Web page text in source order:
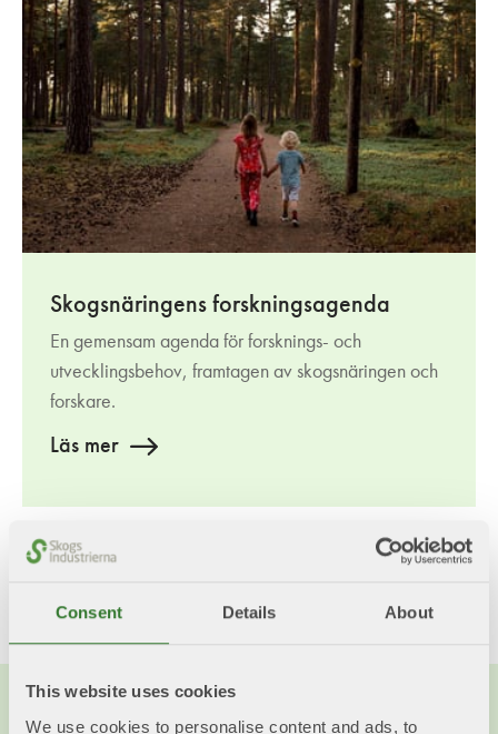
Consent Details About
This website uses cookies
We use cookies to personalise content and ads, to
Skogsnäringens forskningsagenda
En gemensam agenda för forsknings- och
utvecklingsbehov, framtagen av skogsnäringen och
forskare.
Läs mer
Dela med dig!